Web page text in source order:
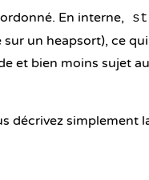
En interne,
un heapsort), ce
et bien moins sujet
décrivez simplement